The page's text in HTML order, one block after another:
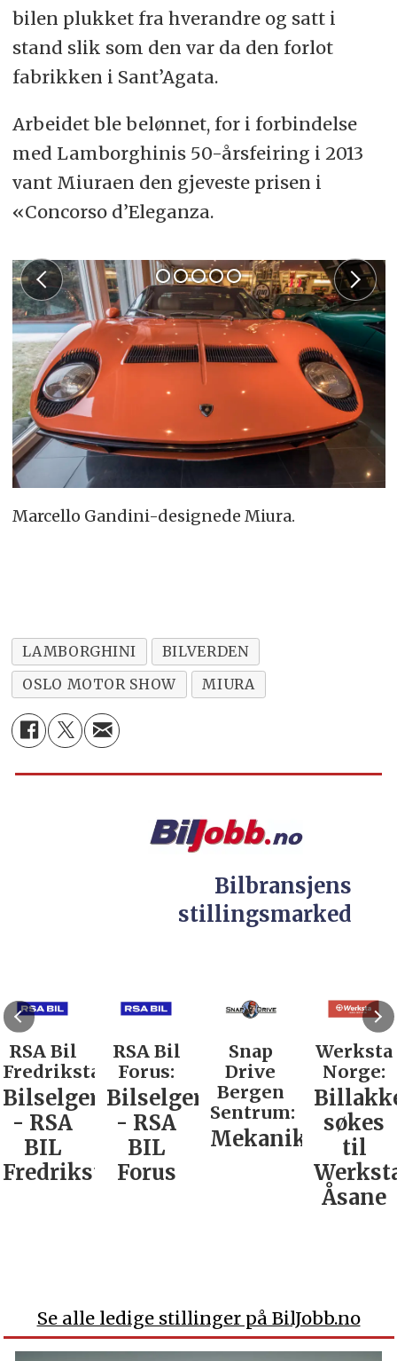
bilen plukket fra hverandre og satt i
stand slik som den var da den forlot
fabrikken i Sant’Agata.
Arbeidet ble belønnet, for i forbindelse
med Lamborghinis 50-årsfeiring i 2013
vant Miuraen den gjeveste prisen i
«Concorso d’Eleganza.
Marcello Gandini-designede Miura.
LAMBORGHINI
BILVERDEN
OSLO MOTOR SHOW
MIURA
Bilbransjens
stillingsmarked
RSA Bil
Fredrikstad:
Bilselger
- RSA
BIL
Fredrikstad
RSA Bil
Forus:
Bilselger
- RSA
BIL
Forus
Snap
Drive
Bergen
Sentrum:
Mekaniker
Werksta
Norge:
søkes
til
Åsane
Se alle ledige stillinger på BilJobb.no